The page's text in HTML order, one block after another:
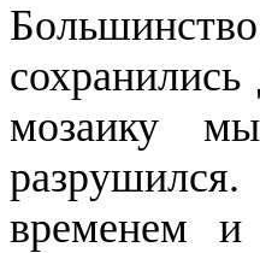
мозаику
временем